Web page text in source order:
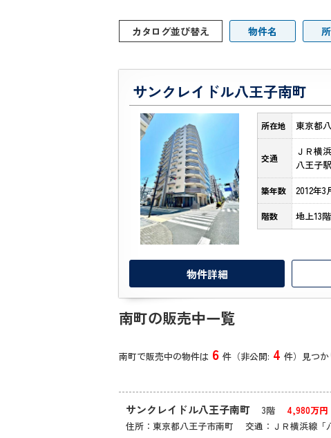
カタログ並び替え 物件名
サンクレイドル八王子南町
所在地 東京都
交通
ＪＲ横
八王子駅
築年数 2012年3
階数 地上13階
物件詳細
南町の販売中一覧
南町で販売中の物件は 6 件（非公開: 4 件）見つか
サンクレイドル八王子南町 3階 4,980万円
住所：東京都八王子市南町 交通：ＪＲ横浜線